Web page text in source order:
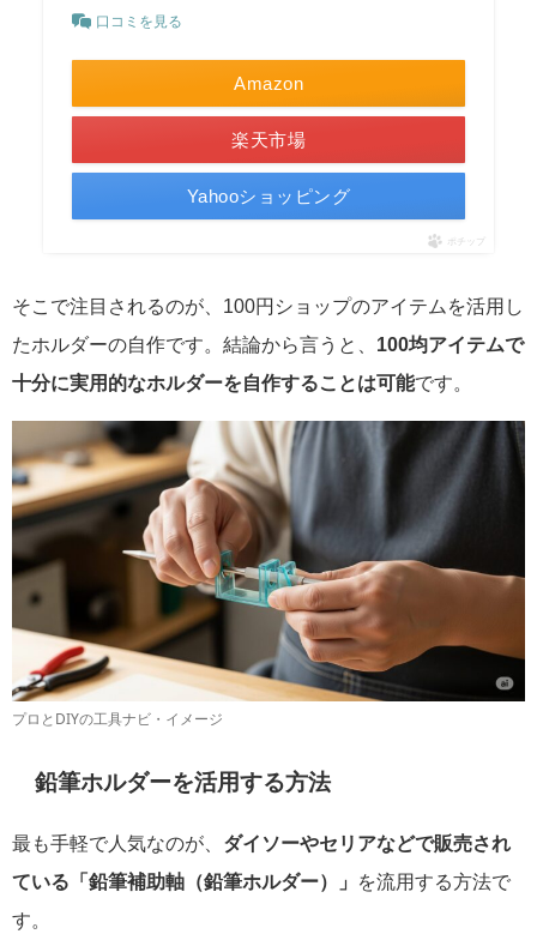
口コミを見る
Amazon
楽天市場
Yahooショッピング
ポチップ
そこで注目されるのが、100円ショップのアイテムを活用し
たホルダーの自作です。結論から言うと、 100均アイテムで
十分に実用的なホルダーを自作することは可能です。
プロとDIYの工具ナビ・イメージ
鉛筆ホルダーを活用する方法
最も手軽で人気なのが、 ダイソーやセリアなどで販売され
ている「鉛筆補助軸（鉛筆ホルダー）」
を流用する方法で
す。